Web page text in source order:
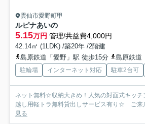
雲仙市愛野町甲
ルピナあいの
5.15万円 管理/共益費4,000円
42.14㎡ (1LDK) /築20年 /2階建
島原鉄道「愛野」駅 徒歩15分
島原鉄道「
駐輪場 インターネット対応 駐車2台可
ネット無料☆収納大きめ！人気の対面式キッ
越し用軽トラ無料貸出しサービス有り☆ ご来
見る